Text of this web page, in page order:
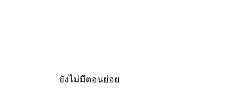
ยังไม่มีตอนย่อย